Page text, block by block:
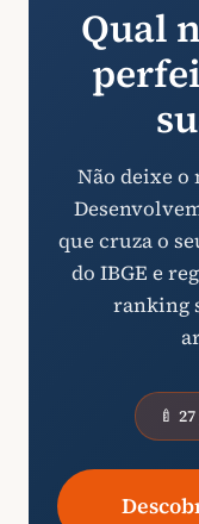
Qual
Não deixe o
que cruza o
do IBGE e
ranking
🍼